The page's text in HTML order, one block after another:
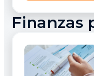
Finanzas